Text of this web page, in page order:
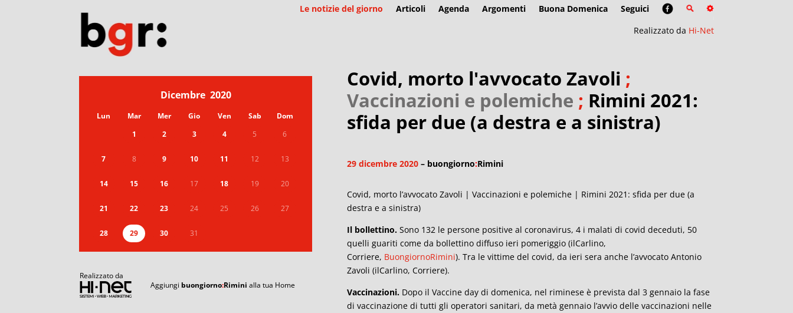
Le notizie del giorno Articoli Agenda Argomenti Buona Domenica
Seguici
Realizzato da Hi-Net
Dicembre 2020
Lun Mar Mer Gio Ven Sab
Dom
1
2 3 4 5 6
7 8 9 10 11 12 13
14 15 16 17 18 19 20
21 22 23 24 25 26 27
28 29 30 31
Realizzato da
Aggiungi buongiorno:Riminialla tua Home
Covid, morto l'avvocato Zavoli ;
Vaccinazioni e polemiche ; Rimini 2021:
sfida per due (a destra e a sinistra)
29 dicembre 2020 – buongiorno:Rimini
Covid, morto l’avvocato Zavoli | Vaccinazioni e polemiche | Rimini 2021: sfida per due (a
destra e a sinistra)
Il bollettino. Sono 132 le persone positive al coronavirus, 4 i malati di covid deceduti, 50
quelli guariti come da bollettino diffuso ieri pomeriggio (ilCarlino,
Corriere, BuongiornoRimini). Tra le vittime del covid, da ieri sera anche l’avvocato Antonio
Zavoli (ilCarlino, Corriere).
Vaccinazioni. Dopo il Vaccine day di domenica, nel riminese è prevista dal 3 gennaio la fase
di vaccinazione di tutti gli operatori sanitari, da metà gennaio l’avvio delle vaccinazioni nelle